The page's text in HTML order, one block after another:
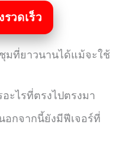
วดเร็ว
มที่ยาวนานได้แม้จะใช้
ะไรที่ตรงไปตรงมา
กจากนี้ยังมีฟีเจอร์ที่